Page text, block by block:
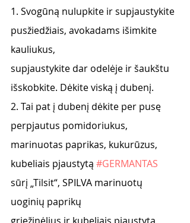
1. Svogūną nulupkite ir supjaustykite
pusžiedžiais, avokadams išimkite
kauliukus,
supjaustykite dar odelėje ir šaukštu
išskobkite. Dėkite viską į dubenį.
2. Tai pat į dubenį dėkite per pusę
perpjautus pomidoriukus,
marinuotas paprikas, kukurūzus,
kubeliais pjaustytą #GERMANTAS
sūrį „Tilsit“, SPILVA marinuotų
uoginių paprikų